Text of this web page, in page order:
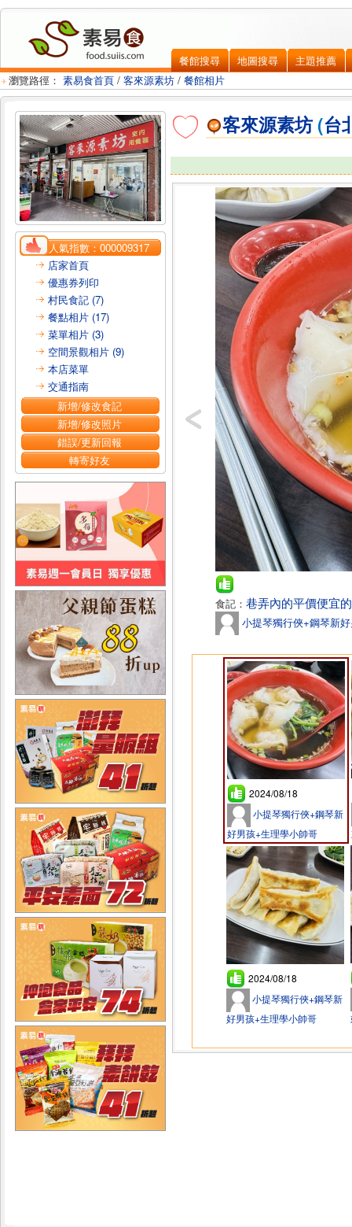
餐館搜尋 地圖搜尋
主題推薦
瀏覽路徑： 素易食首頁 / 客來源素坊 / 餐館相片
人氣指數：000009317
店家首頁
優惠券列印
村民食記 (7)
餐點相片 (17)
菜單相片 (3)
空間景觀相片 (9)
本店菜單
交通指南
新增/修改食記
新增/修改照片
錯誤/更新回報
轉寄好友
客來源素坊 (台
食記： 巷弄內的平價便宜
小提琴獨行俠+鋼琴新
2024/08/18
小提琴獨行俠+鋼琴新
好男孩+生理學小帥哥
2024/08/18
小提琴獨行俠+鋼琴新
好男孩+生理學小帥哥